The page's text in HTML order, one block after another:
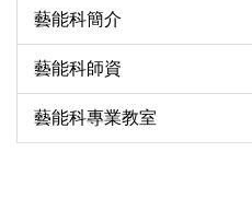
藝能科簡介
藝能科師資
藝能科專業教室